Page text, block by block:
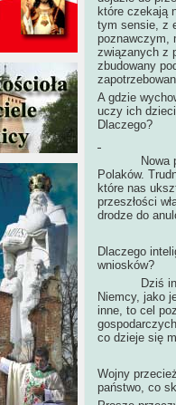
które czekają
tym sensie, z
poznawczym,
związanych z
zbudowany
A gdzie
uczy ich
Dlaczego?
Nowa
Polaków.
które nas
przeszłości
drodze do
Dlaczego
wniosków?
Dziś inne
Niemcy, jako
inne, to cel
co dzieje się
Wojny
państwo, co